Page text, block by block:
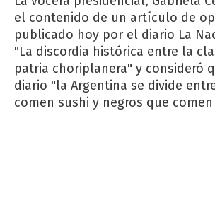
el contenido de un artículo de
publicado hoy por el diario La
"La discordia histórica entre la
patria choriplanera" y consideró
diario "la Argentina se divide
comen sushi y negros que